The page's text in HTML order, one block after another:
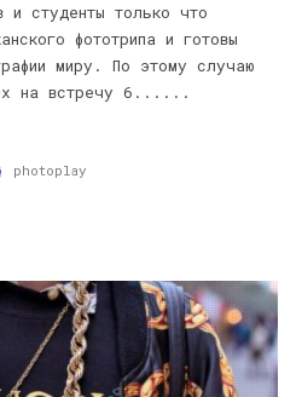
и студенты только что
фототрипа и готовы
миру. По этому случаю
на встречу 6......
photoplay